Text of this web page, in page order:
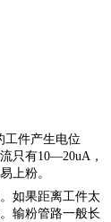
工件产生电位
只有10—20uA，
上粉。
如果距离工件太
输粉管路一般长